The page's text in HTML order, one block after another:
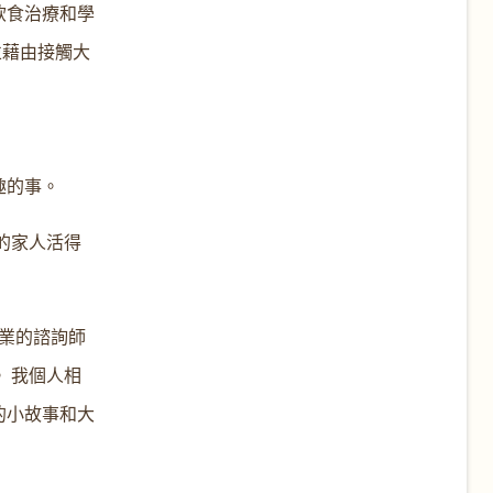
食治療和學
由接觸大
事。
家人活得
的諮詢師
我個人相
故事和大